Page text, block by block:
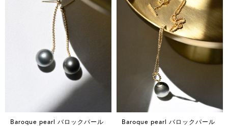
Baroque pearl バロックパール
Baroque pearl バロックパール